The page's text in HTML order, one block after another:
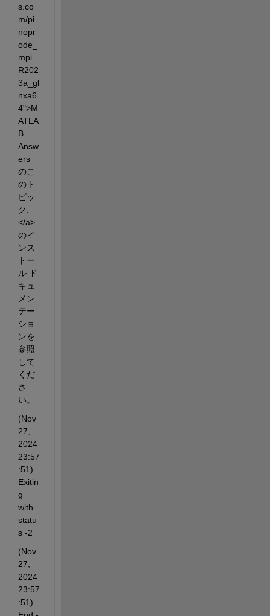
s.co
m/pi_
nopr
ode_
mpi_
R202
3a_gl
nxa6
4">M
ATLA
B
Answ
ers
のこ
のト
ピッ
ク.
</a>
のイ
ンス
トー
ル ド
キュ
メン
テー
ショ
ンを
参照
して
くだ
さ
い。
(Nov
27,
2024
23:57
:51)
Exitin
g
with
statu
s -2
(Nov
27,
2024
23:57
:51)